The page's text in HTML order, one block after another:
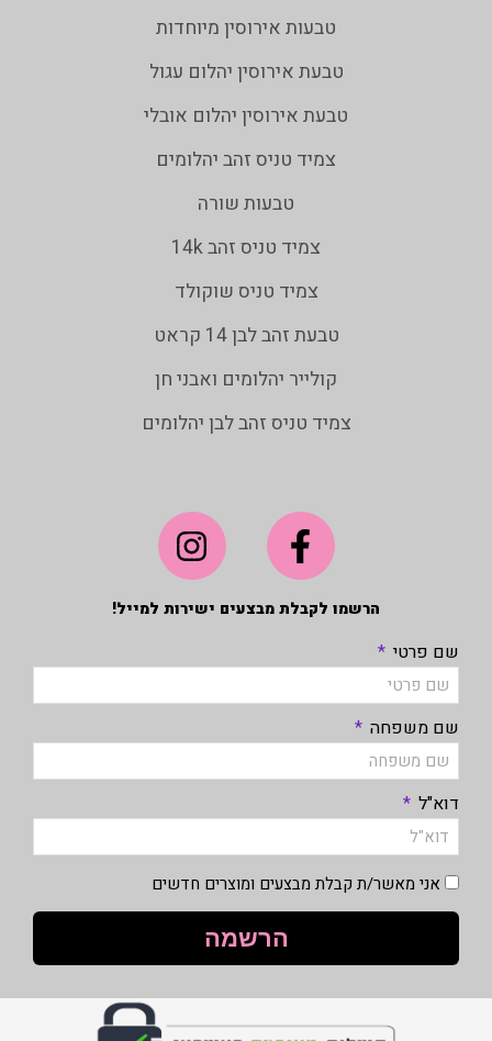
הרשמו לקבלת מבצעים ישירות למייל!
שם פרטי
שם משפחה
דוא"ל
אני מאשר/ת קבלת מבצעים ומוצרים חדשים
הרשמה
טבעות אירוסין מיוחדות
טבעת אירוסין יהלום עגול
טבעת אירוסין יהלום אובלי
צמיד טניס זהב יהלומים
טבעות שורה
צמיד טניס זהב 14k
צמיד טניס שוקולד
טבעת זהב לבן 14 קראט
קולייר יהלומים ואבני חן
צמיד טניס זהב לבן יהלומים